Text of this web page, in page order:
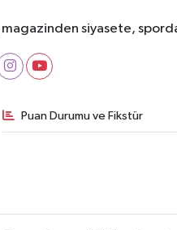
siyasete,
Puan Durumu ve Fikstür